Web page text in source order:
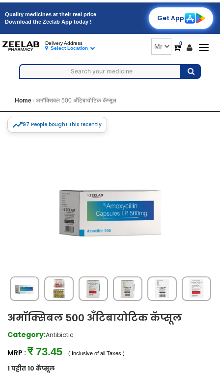
Quality medicines at their real price
Download the Zeelab App today !
Get App
0
Delivery Address
Select Location
Home अमॉक्सिबल 500 अँटिबायोटिक कॅप्सूल
97 People bought this recently
अमॉक्सिबल 500 अँटिबायोटिक कॅप्सूल
Category:Antibiotic
MRP : ₹ 73.45 ( Inclusive of all Taxes )
1 पट्टीत 10 कॅप्सूल